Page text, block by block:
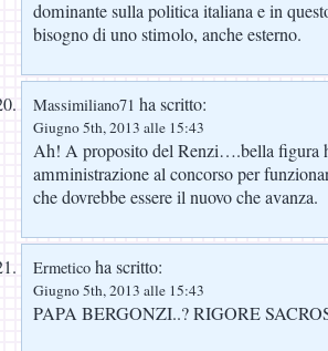
dominante sulla politica italiana e in
bisogno di uno stimolo, anche esterno.
Massimiliano71 ha scritto:
Giugno 5th, 2013 alle 15:43
Ah! A proposito del Renzi….bella figura
amministrazione al concorso per
che dovrebbe essere il nuovo che avanza.
Ermetico ha scritto:
Giugno 5th, 2013 alle 15:43
PAPA BERGONZI..? RIGORE